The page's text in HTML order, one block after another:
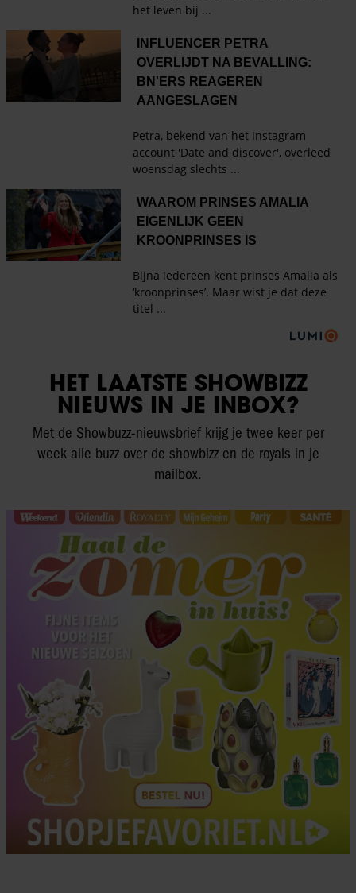
HET LAATSTE SHOWBIZZ
NIEUWS IN JE INBOX?
Met de Showbuzz-nieuwsbrief krijg je twee keer per
week alle buzz over de showbizz en de royals in je
mailbox.